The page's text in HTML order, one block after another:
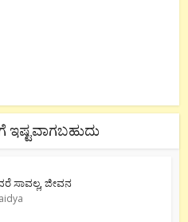
ಸಾವಲ್ಲ, ಜೀವನ